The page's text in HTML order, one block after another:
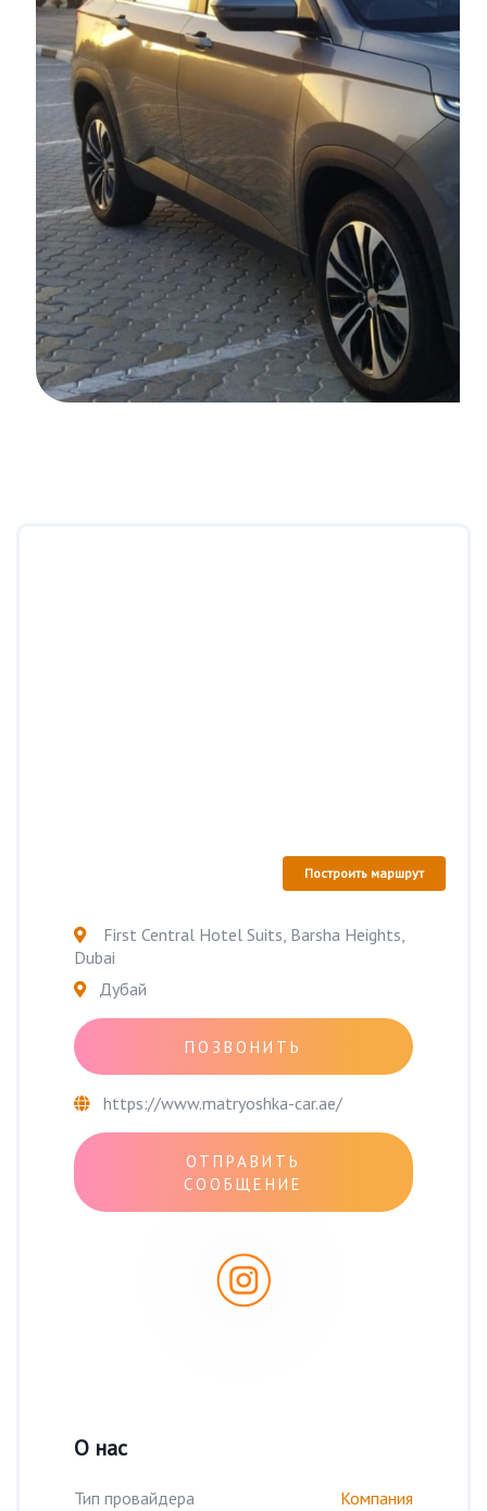
Построить маршрут
First Central Hotel Suits, Barsha Heights,
Dubai
Дубай
ПОЗВОНИТЬ
https://www.matryoshka-car.ae/
ОТПРАВИТЬ
СООБЩЕНИЕ
О нас
Тип провайдера Компания